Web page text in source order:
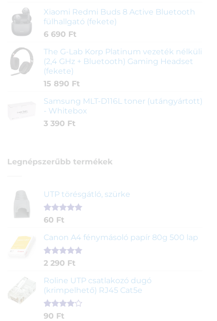
Xiaomi Redmi Buds 8 Active Bluetooth
fülhallgató (fekete)
6 690 Ft
The G-Lab Korp Platinum vezeték nélküli
(2,4 GHz + Bluetooth) Gaming Headset
(fekete)
15 890 Ft
Samsung MLT-D116L toner (utángyártott)
- Whitebox
3 390 Ft
Legnépszerűbb termékek
UTP törésgátló, szürke
Értékelés
ből,
1
értékelés
alapján
60 Ft
Canon A4 fénymásoló papír 80g 500 lap
Értékelés
ből,
2
értékelés
alapján
2 290 Ft
Roline UTP csatlakozó dugó
(krimpelhető) RJ45 Cat5e
Értékelés
2
90 Ft